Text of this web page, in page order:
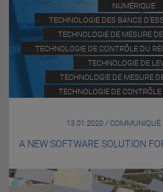
NUMÉRIQUE
TECHNOLOGIE DES BANCS
TECHNOLOGIE DE MESURE
TECHNOLOGIE DE CONTRÔLE DU
TECHNOLOGIE DE
TECHNOLOGIE DE MESURE
TECHNOLOGIE DE
13.01.2020 / COMMUNIQUÉ
A NEW SOFTWARE SOLUTION